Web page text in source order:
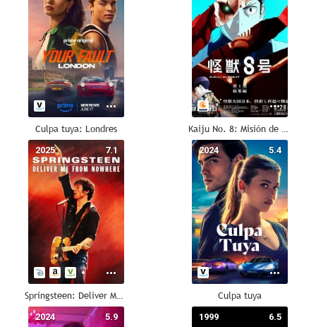
Culpa tuya: Londres Kaiju No. 8: Misión de reconocimiento
7.1
2025
Springsteen: Deliver Me From Nowhere
5.4
2024
Culpa tuya
5.9
2024 6.5
1999